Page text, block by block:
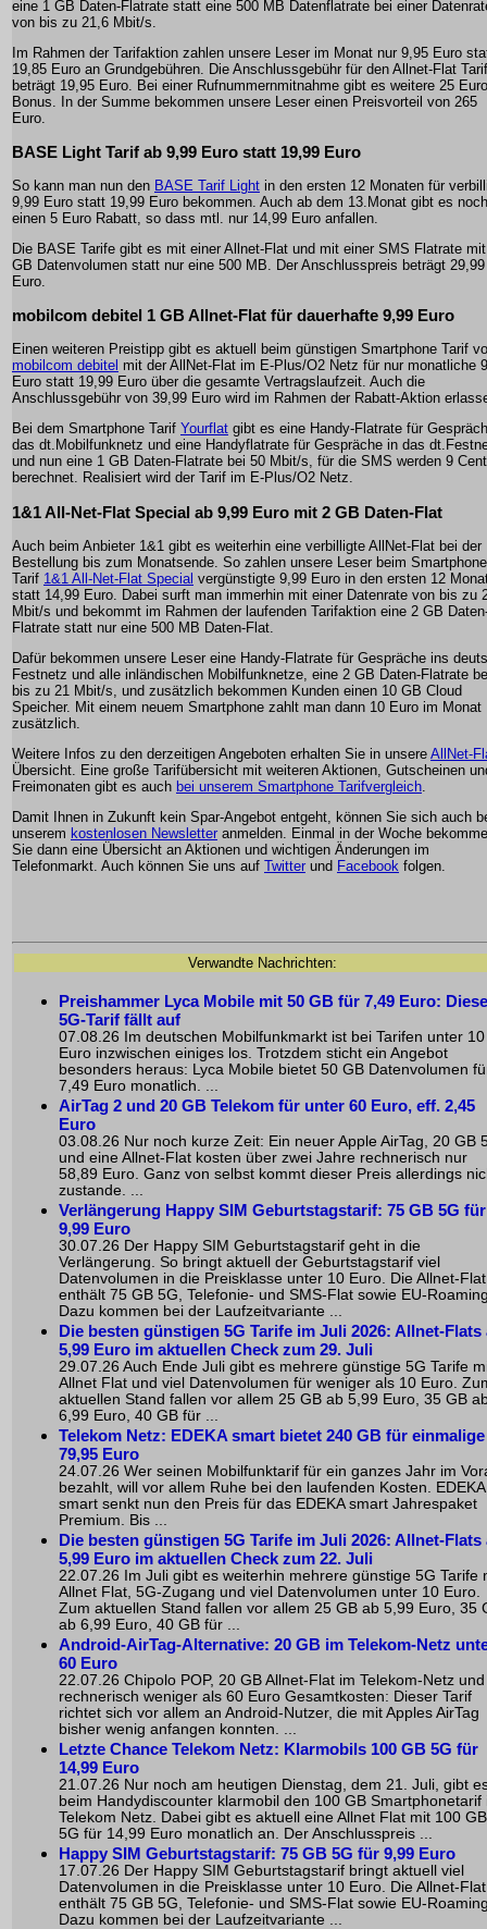
eine 1 GB Daten-Flatrate statt eine 500 MB Datenflatrate bei einer
von bis zu 21,6 Mbit/s.
Im Rahmen der Tarifaktion zahlen unsere Leser im Monat nur 9,95 Euro
19,85 Euro an Grundgebühren. Die Anschlussgebühr für den Allnet-Flat Tarif
beträgt 19,95 Euro. Bei einer Rufnummernmitnahme gibt es weitere 25 Euro
Bonus. In der Summe bekommen unsere Leser einen Preisvorteil von 265
Euro.
BASE Light Tarif ab 9,99 Euro statt 19,99 Euro
So kann man nun den BASE Tarif Light in den ersten 12 Monaten für
9,99 Euro statt 19,99 Euro bekommen. Auch ab dem 13.Monat gibt es noch
einen 5 Euro Rabatt, so dass mtl. nur 14,99 Euro anfallen.
Die BASE Tarife gibt es mit einer Allnet-Flat und mit einer SMS Flatrate
GB Datenvolumen statt nur eine 500 MB. Der Anschlusspreis beträgt 29,99
Euro.
mobilcom debitel 1 GB Allnet-Flat für dauerhafte 9,99 Euro
Einen weiteren Preistipp gibt es aktuell beim günstigen Smartphone Tarif
mobilcom debitel mit der AllNet-Flat im E-Plus/O2 Netz für nur monatliche
Euro statt 19,99 Euro über die gesamte Vertragslaufzeit. Auch die
Anschlussgebühr von 39,99 Euro wird im Rahmen der Rabatt-Aktion
Bei dem Smartphone Tarif Yourflat gibt es eine Handy-Flatrate für
das dt.Mobilfunknetz und eine Handyflatrate für Gespräche in das
und nun eine 1 GB Daten-Flatrate bei 50 Mbit/s, für die SMS werden 9 Cent
berechnet. Realisiert wird der Tarif im E-Plus/O2 Netz.
1&1 All-Net-Flat Special ab 9,99 Euro mit 2 GB Daten-Flat
Auch beim Anbieter 1&1 gibt es weiterhin eine verbilligte AllNet-Flat bei der
Bestellung bis zum Monatsende. So zahlen unsere Leser beim Smartphone
Tarif 1&1 All-Net-Flat Special vergünstigte 9,99 Euro in den ersten 12
statt 14,99 Euro. Dabei surft man immerhin mit einer Datenrate von bis zu
Mbit/s und bekommt im Rahmen der laufenden Tarifaktion eine 2 GB
Flatrate statt nur eine 500 MB Daten-Flat.
Dafür bekommen unsere Leser eine Handy-Flatrate für Gespräche ins
Festnetz und alle inländischen Mobilfunknetze, eine 2 GB Daten-Flatrate
bis zu 21 Mbit/s, und zusätzlich bekommen Kunden einen 10 GB Cloud
Speicher. Mit einem neuem Smartphone zahlt man dann 10 Euro im Monat
zusätzlich.
Weitere Infos zu den derzeitigen Angeboten erhalten Sie in unsere AllNet-
Übersicht. Eine große Tarifübersicht mit weiteren Aktionen, Gutscheinen
Freimonaten gibt es auch bei unserem Smartphone Tarifvergleich
Damit Ihnen in Zukunft kein Spar-Angebot entgeht, können Sie sich auch
unserem kostenlosen Newsletter anmelden. Einmal in der Woche
Sie dann eine Übersicht an Aktionen und wichtigen Änderungen im
Telefonmarkt. Auch können Sie uns auf Twitter und Facebook folgen.
Verwandte Nachrichten:
Preishammer Lyca Mobile mit 50 GB für 7,49 Euro:
5G-Tarif fällt auf
07.08.26 Im deutschen Mobilfunkmarkt ist bei Tarifen unter 10
Euro inzwischen einiges los. Trotzdem sticht ein Angebot
besonders heraus: Lyca Mobile bietet 50 GB Datenvolumen
7,49 Euro monatlich. ...
AirTag 2 und 20 GB Telekom für unter 60 Euro, eff. 2,45
Euro
03.08.26 Nur noch kurze Zeit: Ein neuer Apple AirTag, 20 GB
und eine Allnet-Flat kosten über zwei Jahre rechnerisch nur
58,89 Euro. Ganz von selbst kommt dieser Preis allerdings
zustande. ...
Verlängerung Happy SIM Geburtstagstarif: 75 GB 5G für
9,99 Euro
30.07.26 Der Happy SIM Geburtstagstarif geht in die
Verlängerung. So bringt aktuell der Geburtstagstarif viel
Datenvolumen in die Preisklasse unter 10 Euro. Die Allnet-Flat
enthält 75 GB 5G, Telefonie- und SMS-Flat sowie EU-
Dazu kommen bei der Laufzeitvariante ...
Die besten günstigen 5G Tarife im Juli 2026: Allnet-Flats
5,99 Euro im aktuellen Check zum 29. Juli
29.07.26 Auch Ende Juli gibt es mehrere günstige 5G Tarife
Allnet Flat und viel Datenvolumen für weniger als 10 Euro.
aktuellen Stand fallen vor allem 25 GB ab 5,99 Euro, 35 GB
6,99 Euro, 40 GB für ...
Telekom Netz: EDEKA smart bietet 240 GB für einmalige
79,95 Euro
24.07.26 Wer seinen Mobilfunktarif für ein ganzes Jahr im
bezahlt, will vor allem Ruhe bei den laufenden Kosten. EDEKA
smart senkt nun den Preis für das EDEKA smart Jahrespaket
Premium. Bis ...
Die besten günstigen 5G Tarife im Juli 2026: Allnet-Flats
5,99 Euro im aktuellen Check zum 22. Juli
22.07.26 Im Juli gibt es weiterhin mehrere günstige 5G Tarife
Allnet Flat, 5G-Zugang und viel Datenvolumen unter 10 Euro.
Zum aktuellen Stand fallen vor allem 25 GB ab 5,99 Euro, 35
ab 6,99 Euro, 40 GB für ...
Android-AirTag-Alternative: 20 GB im Telekom-Netz
60 Euro
22.07.26 Chipolo POP, 20 GB Allnet-Flat im Telekom-Netz und
rechnerisch weniger als 60 Euro Gesamtkosten: Dieser Tarif
richtet sich vor allem an Android-Nutzer, die mit Apples AirTag
bisher wenig anfangen konnten. ...
Letzte Chance Telekom Netz: Klarmobils 100 GB 5G für
14,99 Euro
21.07.26 Nur noch am heutigen Dienstag, dem 21. Juli, gibt
beim Handydiscounter klarmobil den 100 GB Smartphonetarif
Telekom Netz. Dabei gibt es aktuell eine Allnet Flat mit 100 GB
5G für 14,99 Euro monatlich an. Der Anschlusspreis ...
Happy SIM Geburtstagstarif: 75 GB 5G für 9,99 Euro
17.07.26 Der Happy SIM Geburtstagstarif bringt aktuell viel
Datenvolumen in die Preisklasse unter 10 Euro. Die Allnet-Flat
enthält 75 GB 5G, Telefonie- und SMS-Flat sowie EU-
Dazu kommen bei der Laufzeitvariante ...